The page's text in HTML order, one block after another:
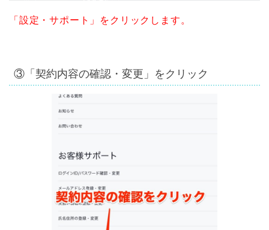
「設定・サポート」をクリックします。
③「契約内容の確認・変更」をクリック